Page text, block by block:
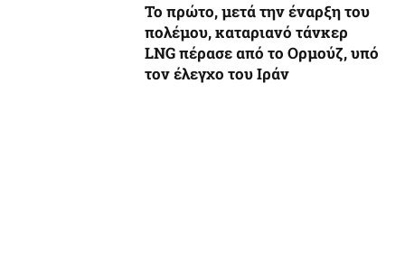
To πρώτο, μετά την έναρξη του
πολέμου, καταριανό τάνκερ
LNG πέρασε από το Ορμούζ, υπό
τον έλεγχο του Ιράν